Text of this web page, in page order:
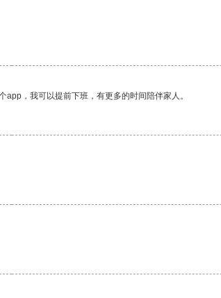
，我可以提前下班，有更多的时间陪伴家人。